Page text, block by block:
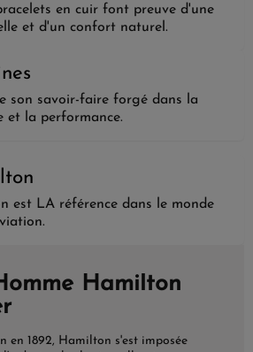
en cuir font preuve d'une
et d'un confort naturel.
son savoir-faire forgé dans la
et la performance.
est LA référence dans le monde
Hamilton
en 1892, Hamilton s'est imposée